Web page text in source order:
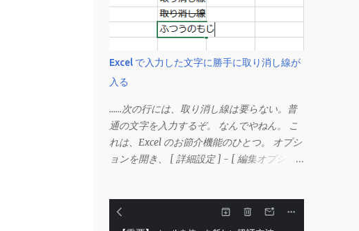
Excel で入力した文字に勝手に取り消し線が
入る
……次の行には、取り消し線は要らない。普
通の文字を入力するぞ。 なんでやねん。 こ
れは、Excel のお節介機能のひとつ。 オプシ
ョンを開き、 [ 詳細設定 ] - [ 編集オプショ
能は、同じ形式（この場合は取り消し線）が
3 行以上続いた際、次のセルにも自動的に同